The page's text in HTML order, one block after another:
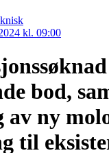
kl. 09:00
bod,
av ny
til